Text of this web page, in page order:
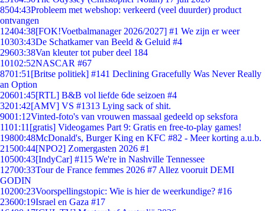
8504:43Probleem met webshop: verkeerd (veel duurder) product
ontvangen
12404:38[FOK!Voetbalmanager 2026/2027] #1 We zijn er weer
10303:43De Schatkamer van Beeld & Geluid #4
29603:38Van kleuter tot puber deel 184
10102:52NASCAR #67
8701:51 [Britse politiek] #141 Declining Gracefully Was Never Really
an Option
20601:45[RTL] B&B vol liefde 6de seizoen #4
3201:42[AMV] VS #1313 Lying sack of shit.
9001:12Vinted-foto's van vrouwen massaal gedeeld op seksfora
1101:11 [gratis] Videogames Part 9: Gratis en free-to-play games!
19800:48McDonald's, Burger King en KFC #82 - Meer korting a.u.b.
21500:44[NPO2] Zomergasten 2026 #1
10500:43[IndyCar] #115 We're in Nashville Tennessee
12700:33Tour de France femmes 2026 #7 Allez vooruit DEMI
GODIN
10200:23Voorspellingstopic: Wie is hier de weerkundige? #16
23600:19Israel en Gaza #17